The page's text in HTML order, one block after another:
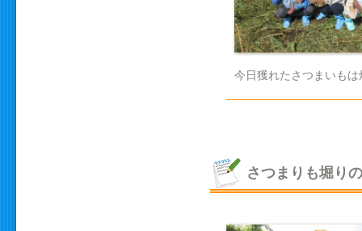
今日獲れたさつまいも
さつまりも堀り